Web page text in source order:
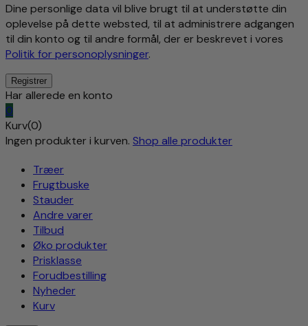
Dine personlige data vil blive brugt til at understøtte din
oplevelse på dette websted, til at administrere adgangen
til din konto og til andre formål, der er beskrevet i vores
Politik for personoplysninger.
Har allerede en konto
0
Kurv(0)
Ingen produkter i kurven. Shop alle produkter
Træer
Frugtbuske
Stauder
Andre varer
Tilbud
Øko produkter
Prisklasse
Forudbestilling
Nyheder
Kurv